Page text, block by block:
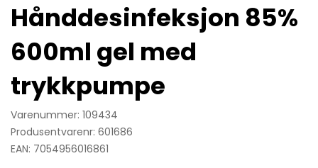
Hånddesinfeksjon 85%
600ml gel med
trykkpumpe
Varenummer: 109434
Produsentvarenr: 601686
EAN: 7054956016861